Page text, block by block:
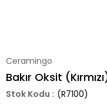
Ceramingo
Bakır Oksit
(R7100)